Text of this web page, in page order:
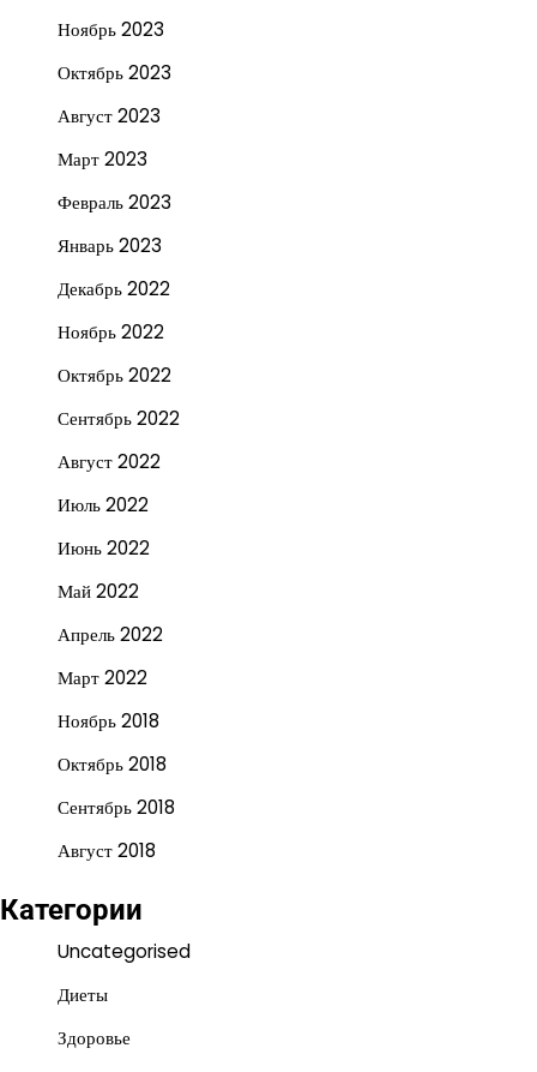
Ноябрь 2023
Октябрь 2023
Август 2023
Март 2023
Февраль 2023
Январь 2023
Декабрь 2022
Ноябрь 2022
Октябрь 2022
Сентябрь 2022
Август 2022
Июль 2022
Июнь 2022
Май 2022
Апрель 2022
Март 2022
Ноябрь 2018
Октябрь 2018
Сентябрь 2018
Август 2018
Категории
Uncategorised
Диеты
Здоровье